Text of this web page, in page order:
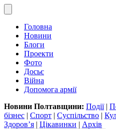
Головна
Новини
Блоги
Проекти
Фото
Досьє
Війна
Допомога армії
Новини Полтавщини: Події|
бізнес | Спорт | Суспільство |
Здоров’я | Цікавинки | Архів